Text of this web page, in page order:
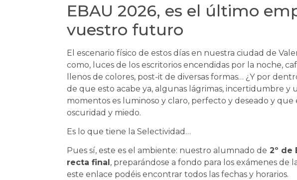
EBAU 2026, es el último
vuestro futuro
El escenario físico de estos días en nuestra ciudad de
como, luces de los escritorios encendidas por la noche,
llenos de colores, post-it de diversas formas… ¿Y por
de que esto acabe ya, algunas lágrimas, incertidumbre y
momentos es luminoso y claro, perfecto y deseado y que
oscuridad y miedo.
Es lo que tiene la Selectividad…
Pues sí, este es el ambiente: nuestro alumnado de 2º de
recta final , preparándose a fondo para los exámenes de
este enlace podéis encontrar todos las fechas y horarios.